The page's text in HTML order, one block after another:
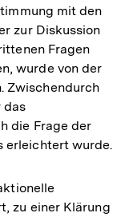
mit den
zur Diskussion
Fragen
wurde von der
Zwischendurch
das
die Frage der
erleichtert wurde.
zu einer Klärung